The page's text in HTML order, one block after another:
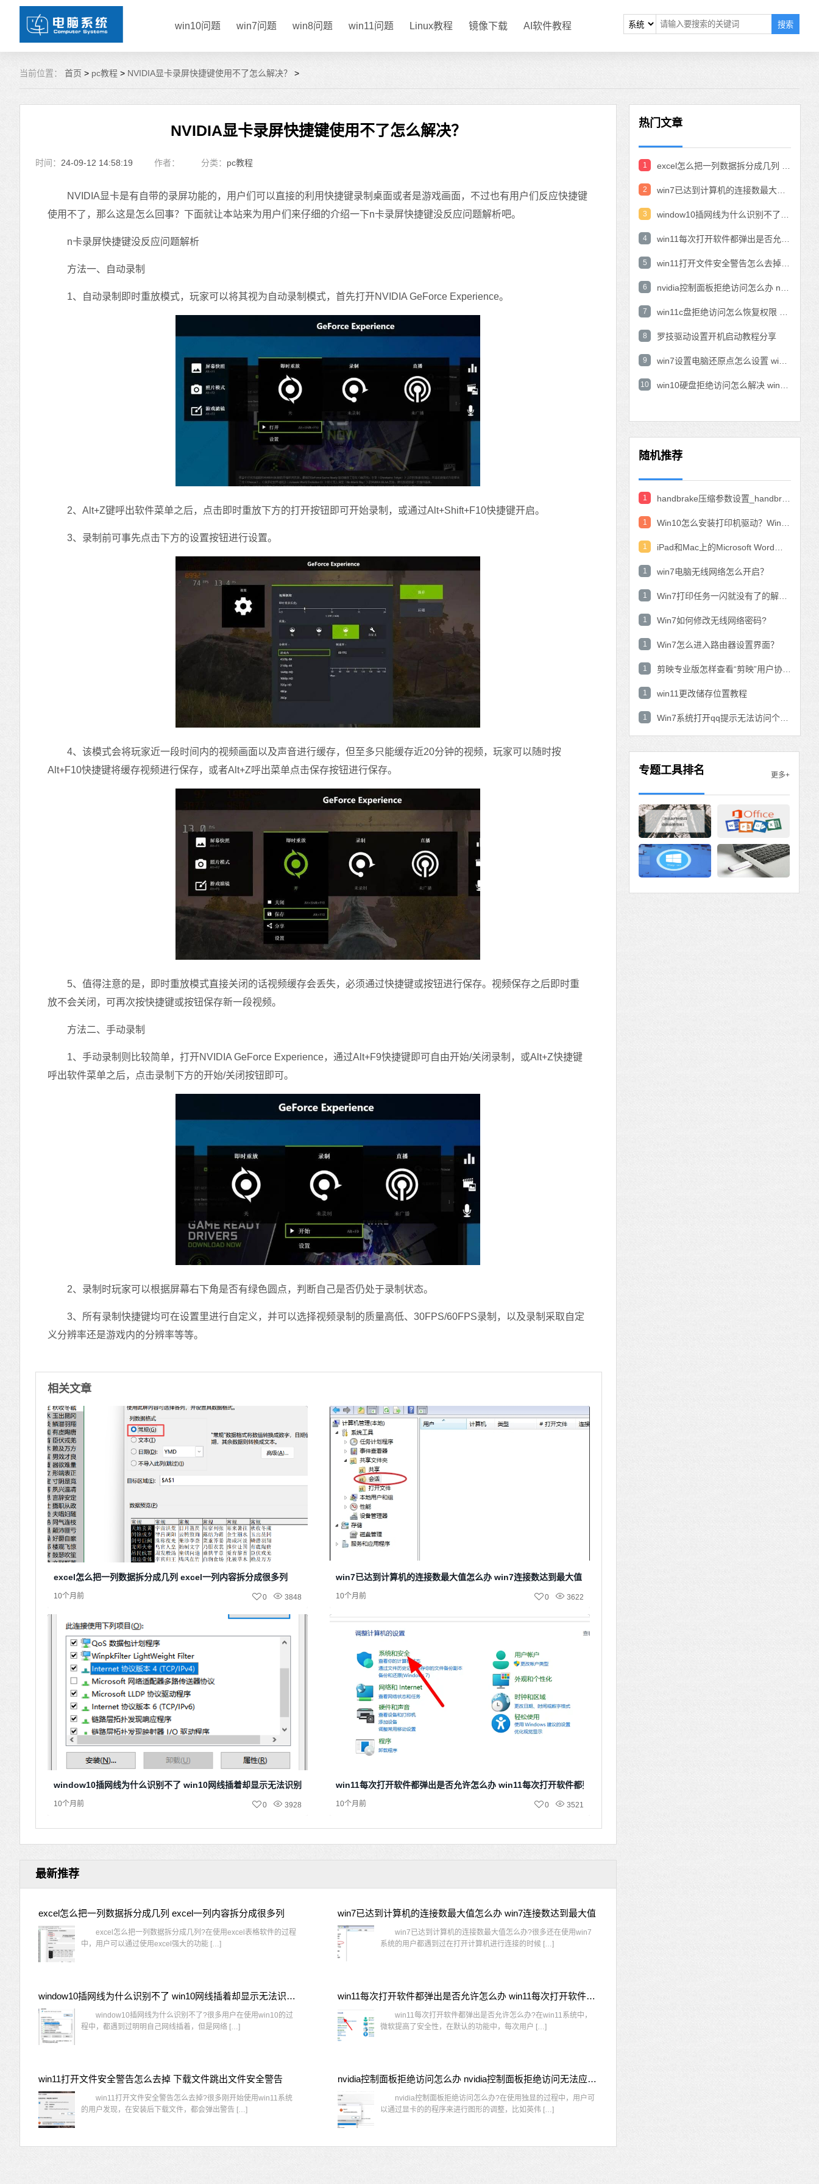
win10问题 win7问题 win8问题 win11问题 Linux教程 镜像下载 AI软件教程 搜索
当前位置： 首页 > pc教程 > NVIDIA显卡录屏快捷键使用不了怎么解决？ >
NVIDIA显卡录屏快捷键使用不了怎么解决？
时间： 24-09-12 14:58:19 作者： 分类： pc教程
NVIDIA显卡是有自带的录屏功能的，用户们可以直接的利用快捷键录制桌面或者是游戏画面，不过也有用户们反应快捷键
使用不了，那么这是怎么回事？下面就让本站来为用户们来仔细的介绍一下n卡录屏快捷键没反应问题解析吧。
n卡录屏快捷键没反应问题解析
方法一、自动录制
1、自动录制即时重放模式，玩家可以将其视为自动录制模式，首先打开NVIDIA GeForce Experience。
2、Alt+Z键呼出软件菜单之后，点击即时重放下方的打开按钮即可开始录制，或通过Alt+Shift+F10快捷键开启。
3、录制前可事先点击下方的设置按钮进行设置。
4、该模式会将玩家近一段时间内的视频画面以及声音进行缓存，但至多只能缓存近20分钟的视频，玩家可以随时按
Alt+F10快捷键将缓存视频进行保存，或者Alt+Z呼出菜单点击保存按钮进行保存。
5、值得注意的是，即时重放模式直接关闭的话视频缓存会丢失，必须通过快捷键或按钮进行保存。视频保存之后即时重
放不会关闭，可再次按快捷键或按钮保存新一段视频。
方法二、手动录制
1、手动录制则比较简单，打开NVIDIA GeForce Experience，通过Alt+F9快捷键即可自由开始/关闭录制，或Alt+Z快捷键
呼出软件菜单之后，点击录制下方的开始/关闭按钮即可。
2、录制时玩家可以根据屏幕右下角是否有绿色圆点，判断自己是否仍处于录制状态。
3、所有录制快捷键均可在设置里进行自定义，并可以选择视频录制的质量高低、30FPS/60FPS录制，以及录制采取自定
义分辨率还是游戏内的分辨率等等。
相关文章
excel怎么把一列数据拆分成几列 excel一列内容拆分成很多列
10个月前 3848
0
win7已达到计算机的连接数最大值怎么办 win7连接数达到最大值
10个月前 3622
0
window10插网线为什么识别不了 win10网线插着却显示无法识别网络
10个月前 3928
0
win11每次打开软件都弹出是否允许怎么办 win11每次打开软件都要确认
10个月前 3521
0
最新推荐
excel怎么把一列数据拆分成几列 excel一列内容拆分成很多列
excel怎么把一列数据拆分成几列?在使用excel表格软件的过程
中，用户可以通过使用excel强大的功能 […]
win7已达到计算机的连接数最大值怎么办 win7连接数达到最大值
win7已达到计算机的连接数最大值怎么办?很多还在使用win7
系统的用户都遇到过在打开计算机进行连接的时候 […]
window10插网线为什么识别不了 win10网线插着却显示无法识别网络
window10插网线为什么识别不了?很多用户在使用win10的过
程中，都遇到过明明自己网线插着，但是网络 […]
win11每次打开软件都弹出是否允许怎么办 win11每次打开软件都要确认
win11每次打开软件都弹出是否允许怎么办?在win11系统中，
微软提高了安全性，在默认的功能中，每次用户 […]
win11打开文件安全警告怎么去掉 下载文件跳出文件安全警告
win11打开文件安全警告怎么去掉?很多刚开始使用win11系统
的用户发现，在安装后下载文件，都会弹出警告 […]
nvidia控制面板拒绝访问怎么办 nvidia控制面板拒绝访问无法应用选定的设置win10
nvidia控制面板拒绝访问怎么办?在使用独显的过程中，用户可
以通过显卡的的程序来进行图形的调整，比如英伟 […]
热门文章
1
2
3
4
5
6
7
8 罗技驱动设置开机启动教程分享
9
10
随机推荐
1
1
1
1 win7电脑无线网络怎么开启？
1
1 Win7如何修改无线网络密码?
1 Win7怎么进入路由器设置界面？
1
1 win11更改储存位置教程
1
专题工具排名 更多+